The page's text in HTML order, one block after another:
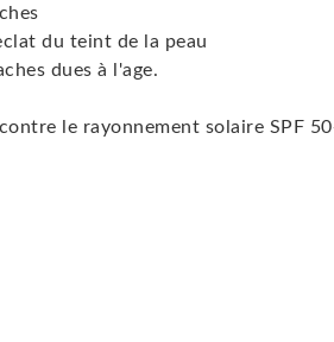
du teint de la peau
dues à l'age.
le rayonnement solaire SPF